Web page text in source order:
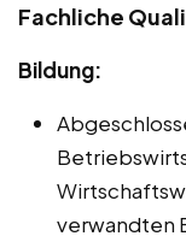
Fachliche
Bildung:
verwandten